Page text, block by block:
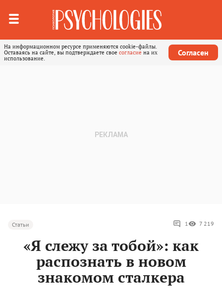
На информационном ресурсе применяются cookie-файлы.
Оставаясь на сайте, вы подтверждаете свое согласие на их
использование.
Согласен
Статьи 1 7 219
«Я слежу за тобой»: как
распознать в новом
знакомом сталкера